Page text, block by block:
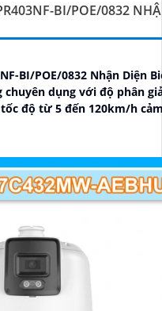
BI/POE/0832
BI/POE/0832 Nhận Diện
dụng với độ phân
độ từ 5 đến 120km/h